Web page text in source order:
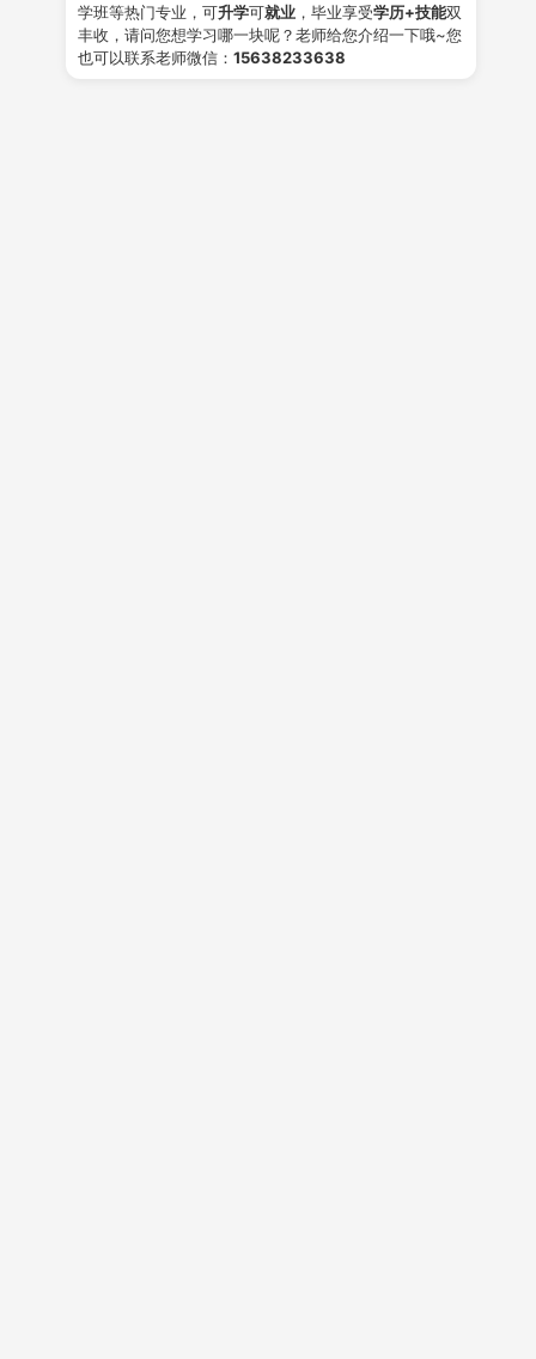
学班等热门专业，可升学可就业 ，毕业享受学历+技能双
丰收，请问您想学习哪一块呢？老师给您介绍一下哦~您
也可以联系老师微信： 15638233638